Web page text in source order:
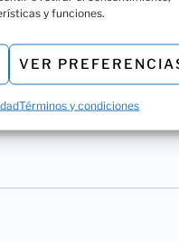
y funciones.
VER
Términos y condiciones